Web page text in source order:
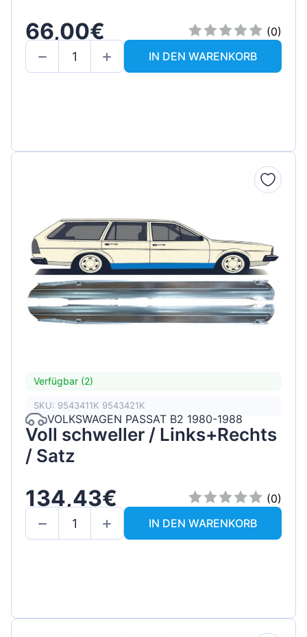
66,00€
(0)
IN DEN WARENKORB
Verfügbar (2)
SKU: 9543411K 9543421K
VOLKSWAGEN PASSAT B2 1980-1988
Voll schweller / Links+Rechts
/ Satz
134,43€
(0)
IN DEN WARENKORB